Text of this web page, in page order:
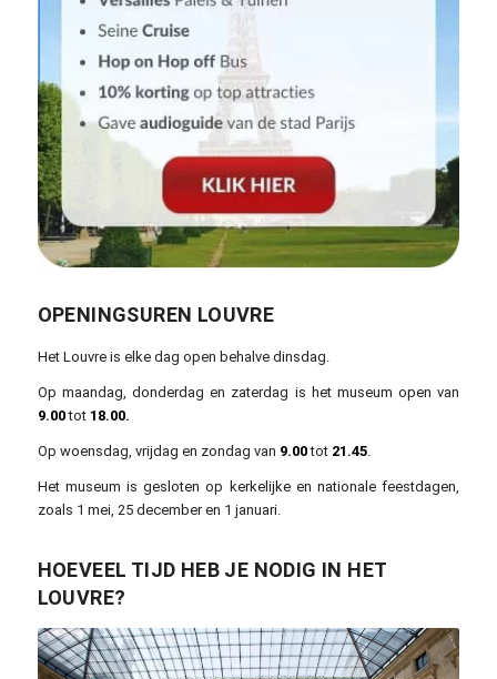
OPENINGSUREN LOUVRE
Het Louvre is elke dag open behalve dinsdag.
Op maandag, donderdag en zaterdag is het museum open van
9.00tot 18.00.
Op woensdag, vrijdag en zondag van 9.00tot 21.45.
Het museum is gesloten op kerkelijke en nationale feestdagen,
zoals 1 mei, 25 december en 1 januari.
HOEVEEL TIJD HEB JE NODIG IN HET
LOUVRE?